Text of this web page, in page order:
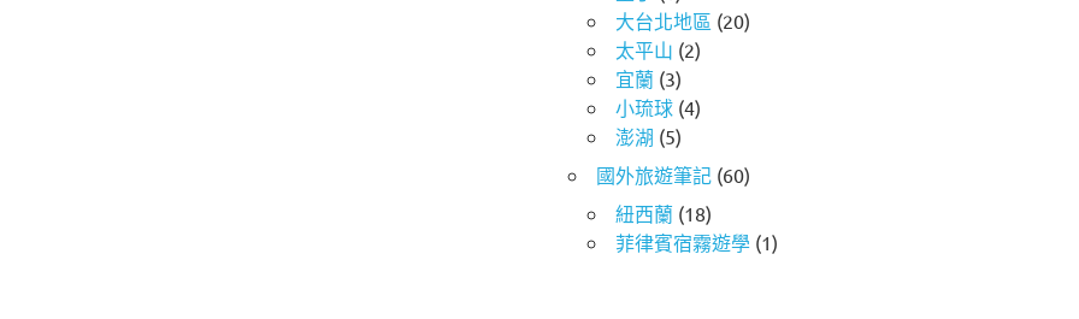
大台北地區 (20)
太平山 (2)
宜蘭 (3)
小琉球 (4)
澎湖 (5)
國外旅遊筆記 (60)
紐西蘭 (18)
菲律賓宿霧遊學 (1)